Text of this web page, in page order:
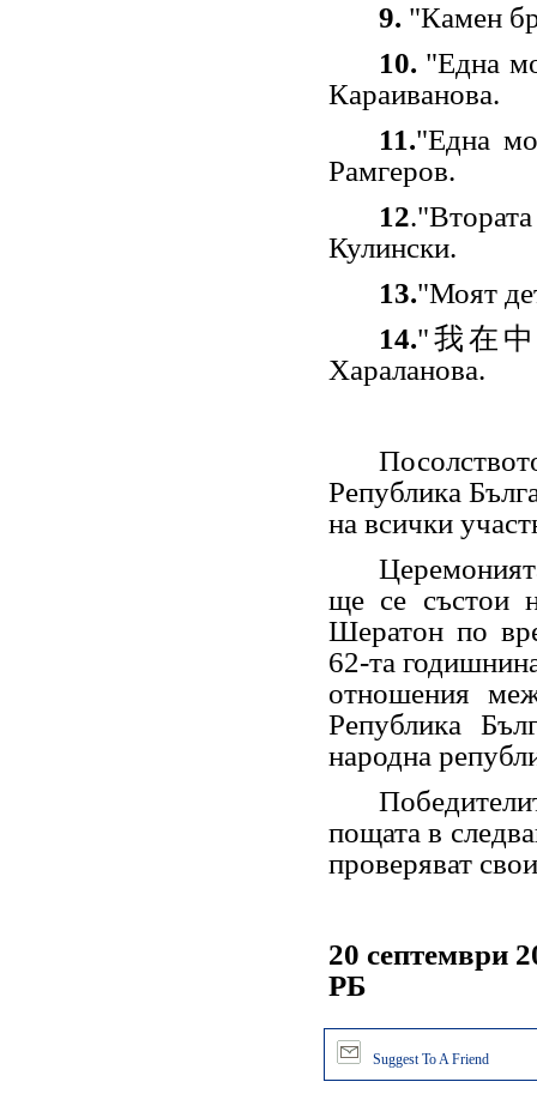
9. "Камен
10. "Една
Караиванова.
11."Една
Рамгеров.
12."
Кулински.
13."Моят
14."我在
Хараланова.
Република
на всички
ще се състои
Шератон по
62-та
отношения
Република
народна
пощата в
проверяват
20 септември
РБ
Suggest To A Friend